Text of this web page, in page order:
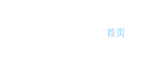
首页